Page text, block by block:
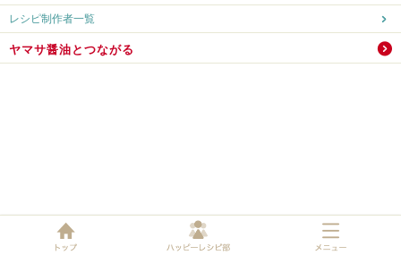
レシピ制作者一覧
ヤマサ醤油とつながる